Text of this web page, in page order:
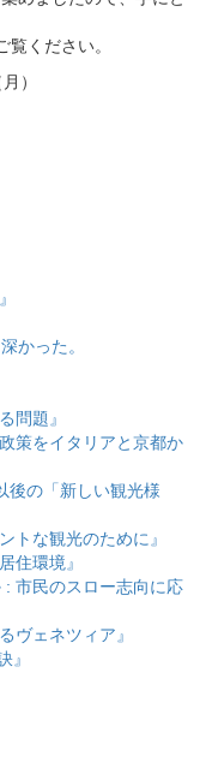
ください。
）
かった。
問題』
策をイタリアと京都か
後の「新しい観光様
トな観光のために』
住環境』
: 市民のスロー志向に応
ヴェネツィア』
』